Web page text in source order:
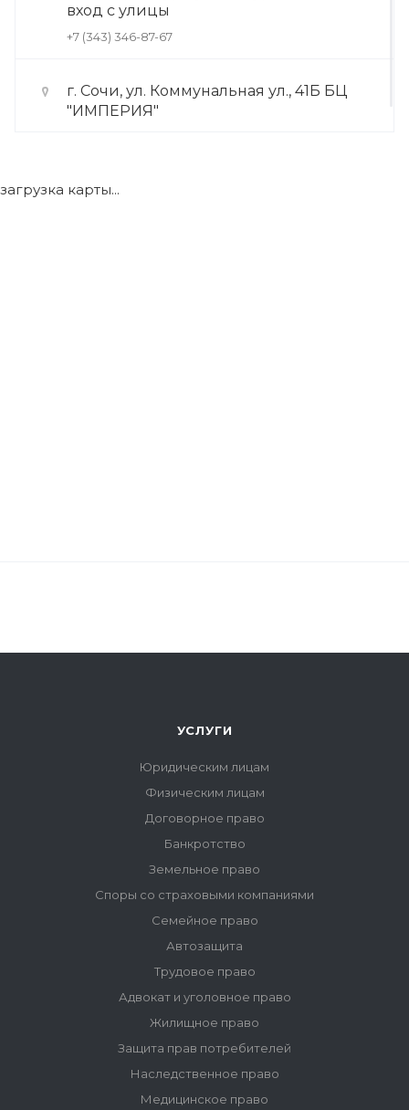
вход с улицы
+7 (343) 346-87-67
г. Сочи, ул. Коммунальная ул., 41Б БЦ
"ИМПЕРИЯ"
загрузка карты...